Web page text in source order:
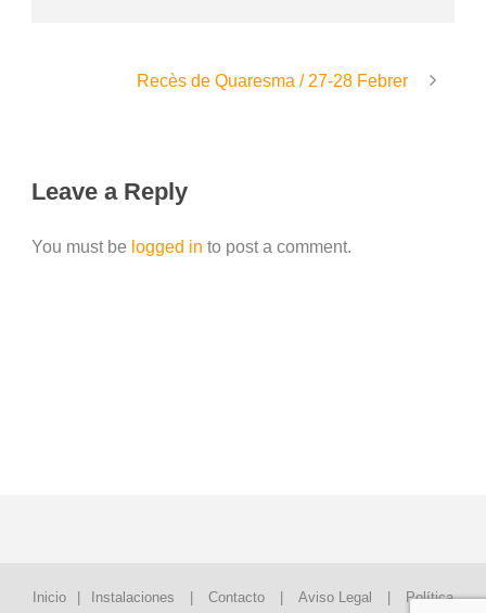
Recès de Quaresma / 27-28 Febrer
Leave a Reply
You must be logged in to post a comment.
Inicio Instalaciones Contacto Aviso Legal Política